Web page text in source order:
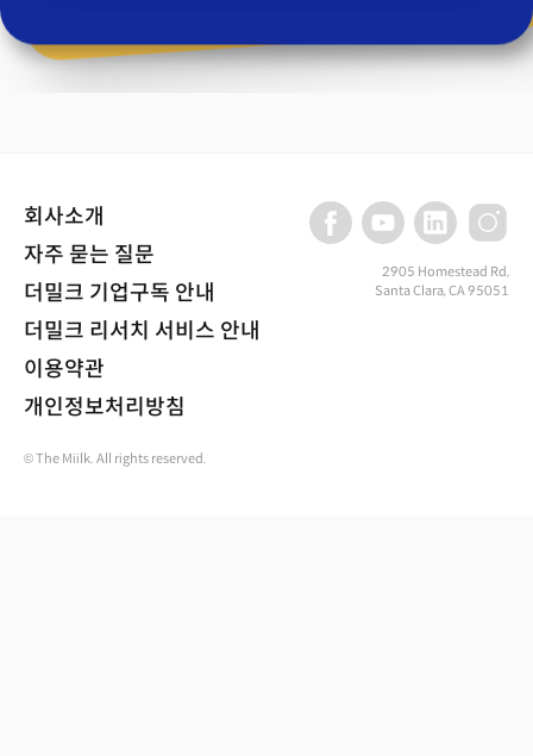
회사소개
자주 묻는 질문
더밀크 기업구독 안내
더밀크 리서치 서비스 안내
이용약관
개인정보처리방침
2905 Homestead Rd,
Santa Clara, CA 95051
© The Miilk. All rights reserved.